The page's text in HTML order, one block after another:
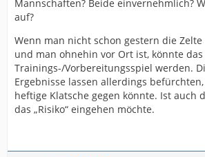
Mannschaften? Beide einvernehmlich?
auf?
Wenn man nicht schon gestern die
und man ohnehin vor Ort ist, könnte
Trainings-/Vorbereitungsspiel werden.
Ergebnisse lassen allerdings
heftige Klatsche gegen könnte. Ist auch
das „Risiko“ eingehen möchte.